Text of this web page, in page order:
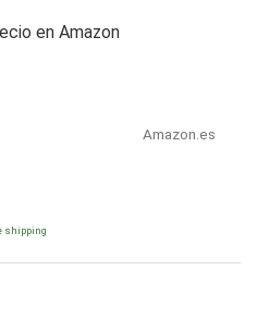
en Amazon
Amazon.es
shipping